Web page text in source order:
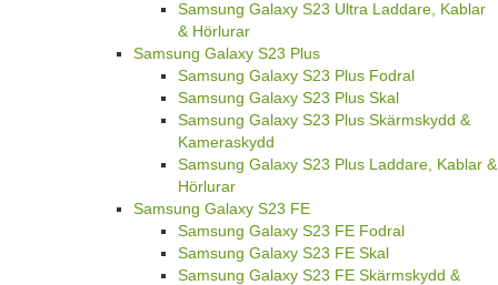
Samsung Galaxy S23 Ultra Laddare, Kablar
& Hörlurar
Samsung Galaxy S23 Plus
Samsung Galaxy S23 Plus Fodral
Samsung Galaxy S23 Plus Skal
Samsung Galaxy S23 Plus Skärmskydd &
Kameraskydd
Samsung Galaxy S23 Plus Laddare, Kablar &
Hörlurar
Samsung Galaxy S23 FE
Samsung Galaxy S23 FE Fodral
Samsung Galaxy S23 FE Skal
Samsung Galaxy S23 FE Skärmskydd &